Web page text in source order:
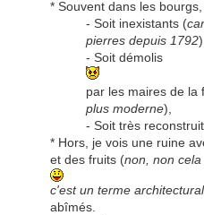
* Souvent dans les
- Soit inexistants (
pierres depuis 1792),
- Soit démolis
par les maires de la
plus moderne),
- Soit très
* Hors, je vois une ruine
et des fruits (non, non cela
c'est un terme
abîmés.